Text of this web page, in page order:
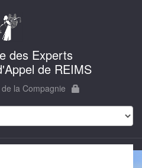
des Experts
de REIMS
la Compagnie